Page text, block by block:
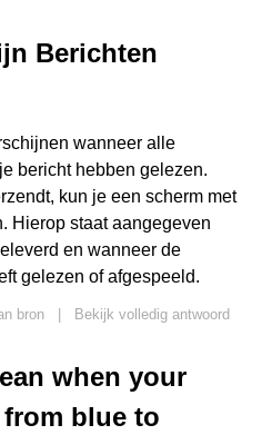
Berichten
wanneer alle
bericht hebben gelezen.
kun je een scherm met
Hierop staat aangegeven
en wanneer de
gelezen of afgespeeld.
bron
Bekijk volledig antwoord
when your
blue to